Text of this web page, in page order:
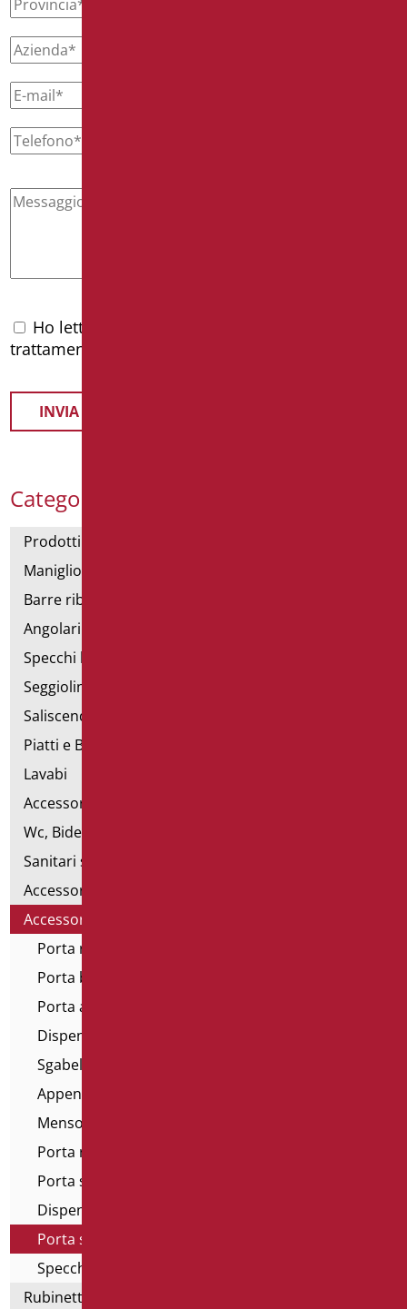
Categorie Prodotti
Prodotti con dichiarazione CAM
Maniglioni di sostegno
Barre ribaltabili e fisse
Angolari doccia e vasca
Specchi bagno
Seggiolini vasca e doccia
Saliscendi doccia di sostegno
Piatti e Box Doccia
Lavabi
Accessori per Lavabo
Wc, Bidet e pareti attrezzate
Sanitari speciali
Accessori per WC
Accessori bagno
Porta rifiuti
Porta bicchieri
Porta asciugamano
Dispenser salviette
Sgabelli e sedili vasca
Appendini
Mensole
Porta rotolo
Porta sapone
Dispenser sapone
Porta scopino
Specchi ingranditori
Rubinetteria
Ho letto l'
trattamento dei dati personali